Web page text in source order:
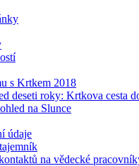
s Krtkem 2018
deseti roky: Krtkova cesta
na Slunce
údaje
na vědecké